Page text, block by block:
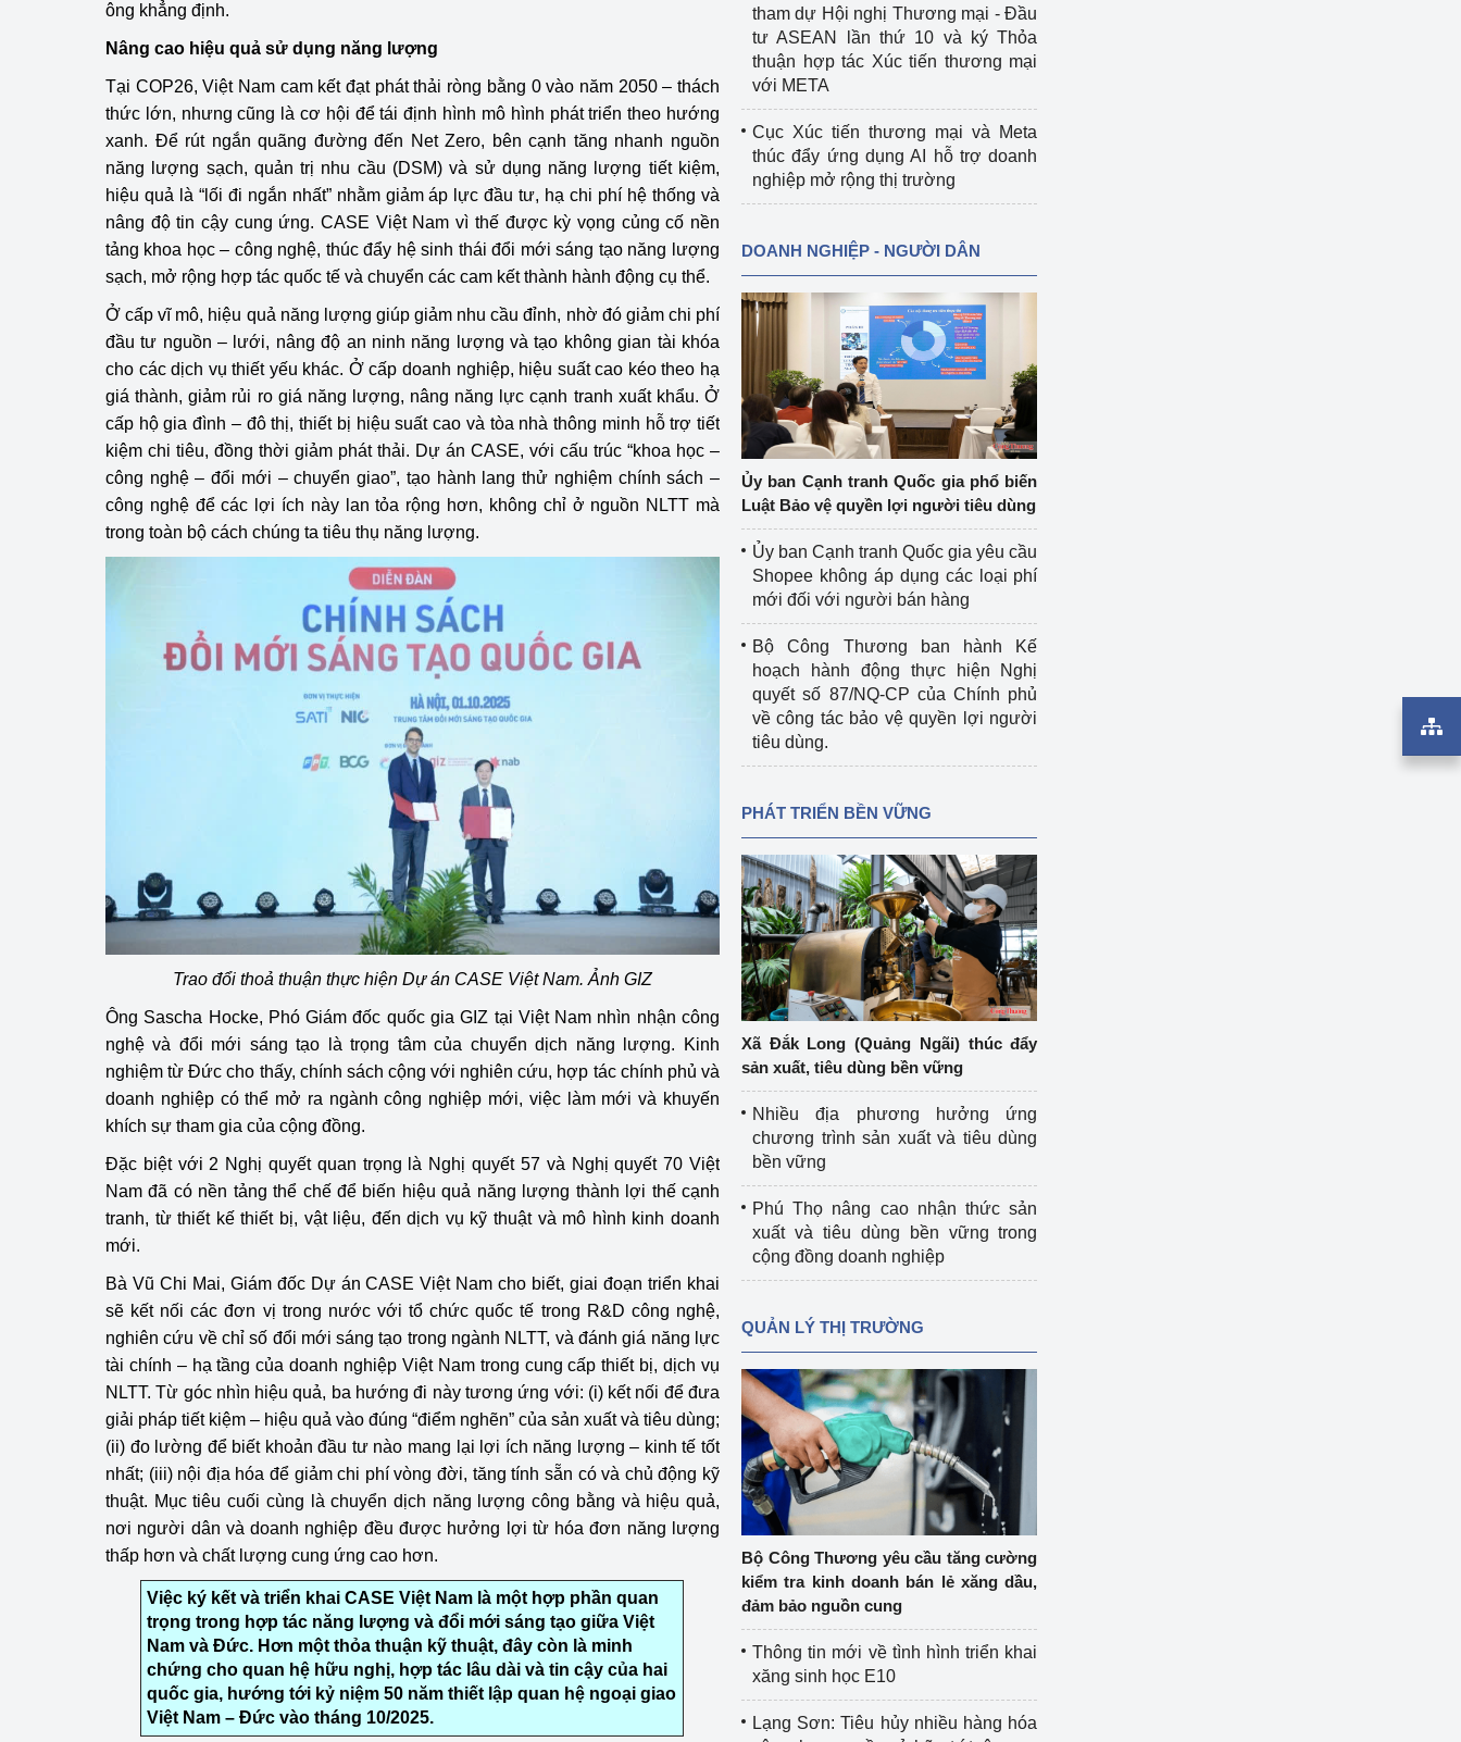
ông khẳng định.
Nâng cao hiệu quả sử dụng năng lượng
Tại COP26, Việt Nam cam kết đạt phát thải ròng bằng 0 vào năm 2050 – thách
thức lớn, nhưng cũng là cơ hội để tái định hình mô hình phát triển theo hướng
xanh. Để rút ngắn quãng đường đến Net Zero, bên cạnh tăng nhanh nguồn
năng lượng sạch, quản trị nhu cầu (DSM) và sử dụng năng lượng tiết kiệm,
hiệu quả là “lối đi ngắn nhất” nhằm giảm áp lực đầu tư, hạ chi phí hệ thống và
nâng độ tin cậy cung ứng. CASE Việt Nam vì thế được kỳ vọng củng cố nền
tảng khoa học – công nghệ, thúc đẩy hệ sinh thái đổi mới sáng tạo năng lượng
sạch, mở rộng hợp tác quốc tế và chuyển các cam kết thành hành động cụ thể.
Ở cấp vĩ mô, hiệu quả năng lượng giúp giảm nhu cầu đỉnh, nhờ đó giảm chi phí
đầu tư nguồn – lưới, nâng độ an ninh năng lượng và tạo không gian tài khóa
cho các dịch vụ thiết yếu khác. Ở cấp doanh nghiệp, hiệu suất cao kéo theo hạ
giá thành, giảm rủi ro giá năng lượng, nâng năng lực cạnh tranh xuất khẩu. Ở
cấp hộ gia đình – đô thị, thiết bị hiệu suất cao và tòa nhà thông minh hỗ trợ tiết
kiệm chi tiêu, đồng thời giảm phát thải. Dự án CASE, với cấu trúc “khoa học –
công nghệ – đổi mới – chuyển giao”, tạo hành lang thử nghiệm chính sách –
công nghệ để các lợi ích này lan tỏa rộng hơn, không chỉ ở nguồn NLTT mà
trong toàn bộ cách chúng ta tiêu thụ năng lượng.
Trao đổi thoả thuận thực hiện Dự án CASE Việt Nam. Ảnh GIZ
Ông Sascha Hocke, Phó Giám đốc quốc gia GIZ tại Việt Nam nhìn nhận công
nghệ và đổi mới sáng tạo là trọng tâm của chuyển dịch năng lượng. Kinh
nghiệm từ Đức cho thấy, chính sách cộng với nghiên cứu, hợp tác chính phủ và
doanh nghiệp có thể mở ra ngành công nghiệp mới, việc làm mới và khuyến
khích sự tham gia của cộng đồng.
Đặc biệt với 2 Nghị quyết quan trọng là Nghị quyết 57 và Nghị quyết 70 Việt
Nam đã có nền tảng thể chế để biến hiệu quả năng lượng thành lợi thế cạnh
tranh, từ thiết kế thiết bị, vật liệu, đến dịch vụ kỹ thuật và mô hình kinh doanh
mới.
Bà Vũ Chi Mai, Giám đốc Dự án CASE Việt Nam cho biết, giai đoạn triển khai
sẽ kết nối các đơn vị trong nước với tổ chức quốc tế trong R&D công nghệ,
nghiên cứu về chỉ số đổi mới sáng tạo trong ngành NLTT, và đánh giá năng lực
tài chính – hạ tầng của doanh nghiệp Việt Nam trong cung cấp thiết bị, dịch vụ
NLTT. Từ góc nhìn hiệu quả, ba hướng đi này tương ứng với: (i) kết nối để đưa
giải pháp tiết kiệm – hiệu quả vào đúng “điểm nghẽn” của sản xuất và tiêu dùng;
(ii) đo lường để biết khoản đầu tư nào mang lại lợi ích năng lượng – kinh tế tốt
nhất; (iii) nội địa hóa để giảm chi phí vòng đời, tăng tính sẵn có và chủ động kỹ
thuật. Mục tiêu cuối cùng là chuyển dịch năng lượng công bằng và hiệu quả,
nơi người dân và doanh nghiệp đều được hưởng lợi từ hóa đơn năng lượng
thấp hơn và chất lượng cung ứng cao hơn.
Việc ký kết và triển khai CASE Việt Nam là một hợp phần quan
trọng trong hợp tác năng lượng và đổi mới sáng tạo giữa Việt
Nam và Đức. Hơn một thỏa thuận kỹ thuật, đây còn là minh
chứng cho quan hệ hữu nghị, hợp tác lâu dài và tin cậy của hai
quốc gia, hướng tới kỷ niệm 50 năm thiết lập quan hệ ngoại giao
Việt Nam – Đức vào tháng 10/2025.
tham dự Hội nghị Thương mại - Đầu
tư ASEAN lần thứ 10 và ký Thỏa
thuận hợp tác Xúc tiến thương mại
với META
Cục Xúc tiến thương mại và Meta
thúc đẩy ứng dụng AI hỗ trợ doanh
nghiệp mở rộng thị trường
DOANH NGHIỆP - NGƯỜI DÂN
Ủy ban Cạnh tranh Quốc gia phổ biến
Luật Bảo vệ quyền lợi người tiêu dùng
Ủy ban Cạnh tranh Quốc gia yêu cầu
Shopee không áp dụng các loại phí
mới đối với người bán hàng
Bộ Công Thương ban hành Kế
hoạch hành động thực hiện Nghị
quyết số 87/NQ-CP của Chính phủ
về công tác bảo vệ quyền lợi người
tiêu dùng.
PHÁT TRIỂN BỀN VỮNG
Xã Đắk Long (Quảng Ngãi) thúc đẩy
sản xuất, tiêu dùng bền vững
Nhiều địa phương hưởng ứng
chương trình sản xuất và tiêu dùng
bền vững
Phú Thọ nâng cao nhận thức sản
xuất và tiêu dùng bền vững trong
cộng đồng doanh nghiệp
QUẢN LÝ THỊ TRƯỜNG
Bộ Công Thương yêu cầu tăng cường
kiểm tra kinh doanh bán lẻ xăng dầu,
đảm bảo nguồn cung
Thông tin mới về tình hình triển khai
xăng sinh học E10
Lạng Sơn: Tiêu hủy nhiều hàng hóa